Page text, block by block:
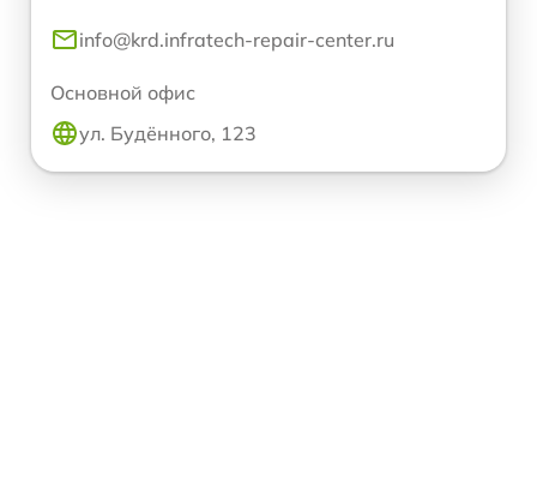
info@krd.infratech-repair-center.ru
Основной офис
ул. Будённого, 123